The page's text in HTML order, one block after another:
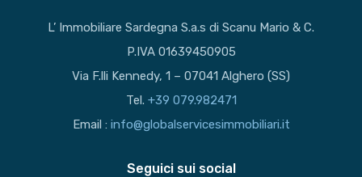
L’ Immobiliare Sardegna S.a.s di Scanu Mario & C.
P.IVA 01639450905
Via F.lli Kennedy, 1 – 07041 Alghero (SS)
Tel. +39 079.982471
Email : info@globalservicesimmobiliari.it
Seguici sui social